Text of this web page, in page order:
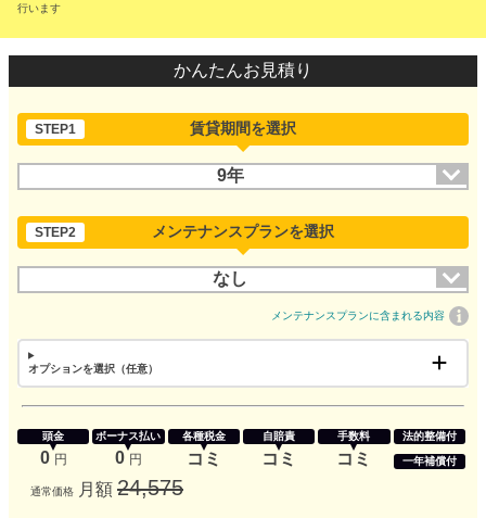
行います
かんたんお見積り
STEP1 賃貸期間を選択
9年
STEP2 メンテナンスプランを選択
なし
メンテナンスプランに含まれる内容
オプションを選択（任意）
頭金
0 円
ボーナス払い
0 円
各種税金
コミ
自賠責
コミ
手数料
コミ
法的整備付
一年補償付
通常価格 月額 24,575